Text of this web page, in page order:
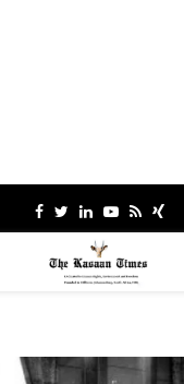
Facebook
TwitterLinkedinYoutube
RssXing